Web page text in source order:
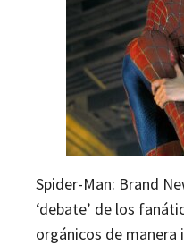
Spider-Man: Brand
‘debate’ de los
orgánicos de manera